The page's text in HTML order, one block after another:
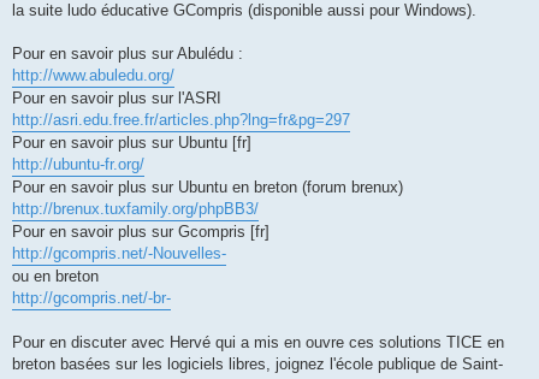
la suite ludo éducative GCompris (disponible aussi pour Windows).
Pour en savoir plus sur Abulédu :
http://www.abuledu.org/
Pour en savoir plus sur l'ASRI
http://asri.edu.free.fr/articles.php?lng=fr&pg=297
Pour en savoir plus sur Ubuntu [fr]
http://ubuntu-fr.org/
Pour en savoir plus sur Ubuntu en breton (forum brenux)
http://brenux.tuxfamily.org/phpBB3/
Pour en savoir plus sur Gcompris [fr]
http://gcompris.net/-Nouvelles-
ou en breton
http://gcompris.net/-br-
Pour en discuter avec Hervé qui a mis en ouvre ces solutions TICE en
breton basées sur les logiciels libres, joignez l'école publique de Saint-